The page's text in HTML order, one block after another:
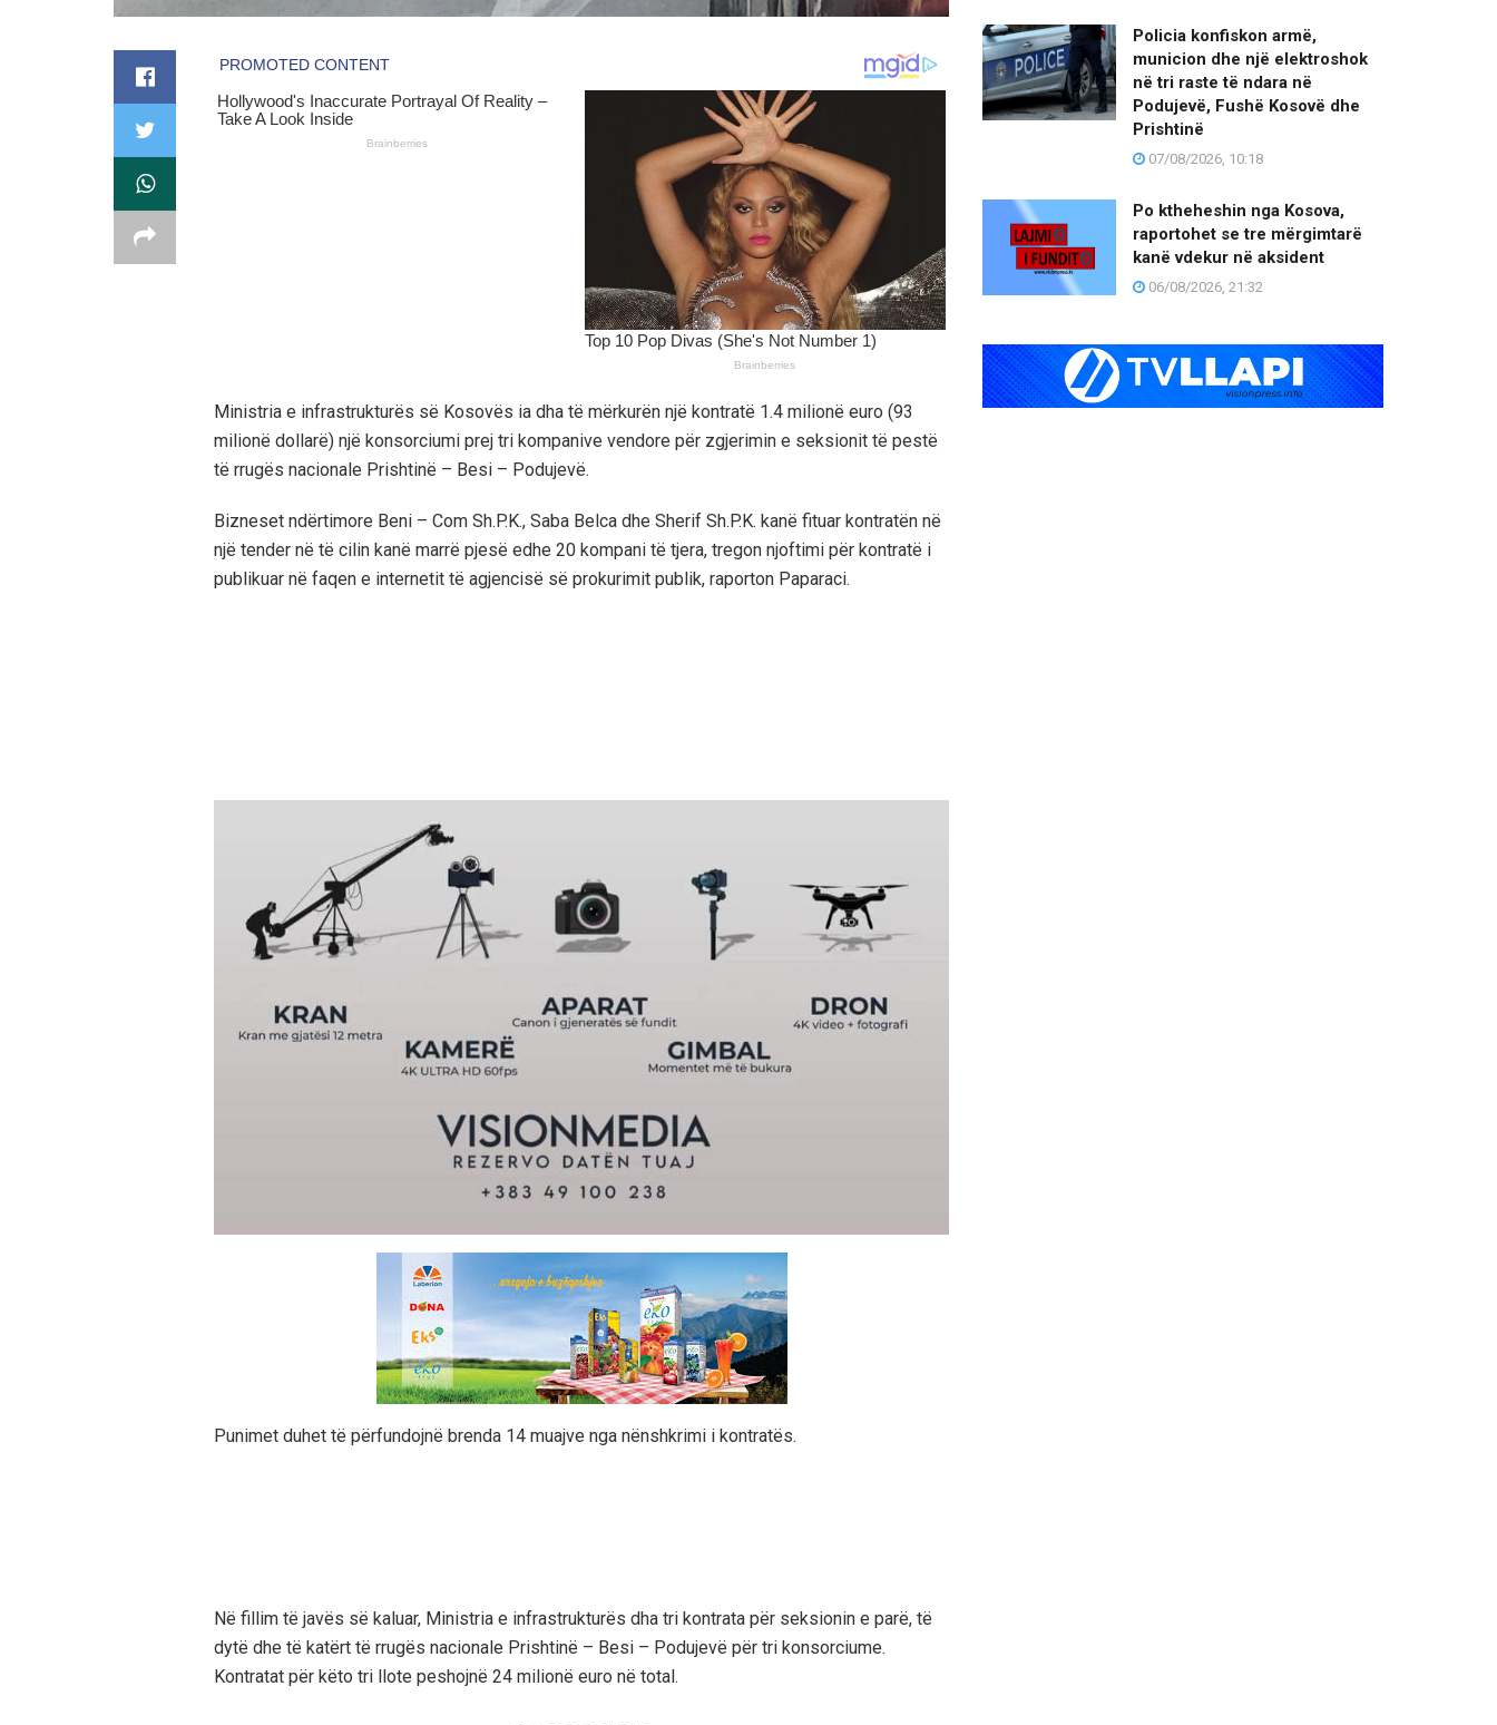
Ministria e infrastrukturës së Kosovës ia dha të mërkurën një kontratë 1.4 milionë euro (93
milionë dollarë) një konsorciumi prej tri kompanive vendore për zgjerimin e seksionit të pestë
të rrugës nacionale Prishtinë – Besi – Podujevë.
Bizneset ndërtimore Beni – Com Sh.P.K., Saba Belca dhe Sherif Sh.P.K. kanë fituar kontratën në
një tender në të cilin kanë marrë pjesë edhe 20 kompani të tjera, tregon njoftimi për kontratë i
publikuar në faqen e internetit të agjencisë së prokurimit publik, raporton Paparaci.
Punimet duhet të përfundojnë brenda 14 muajve nga nënshkrimi i kontratës.
Në fillim të javës së kaluar, Ministria e infrastrukturës dha tri kontrata për seksionin e parë, të
dytë dhe të katërt të rrugës nacionale Prishtinë – Besi – Podujevë për tri konsorciume.
Kontratat për këto tri llote peshojnë 24 milionë euro në total.
Policia konfiskon armë,
municion dhe një elektroshok
në tri raste të ndara në
Podujevë, Fushë Kosovë dhe
Prishtinë
07/08/2026, 10:18
Po ktheheshin nga Kosova,
raportohet se tre mërgimtarë
kanë vdekur në aksident
06/08/2026, 21:32